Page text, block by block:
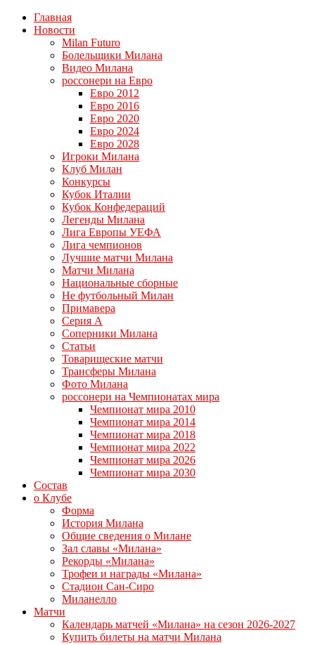
Главная
Новости
Milan Futuro
Болельщики Милана
Видео Милана
россонери на Евро
Евро 2012
Евро 2016
Евро 2020
Евро 2024
Евро 2028
Игроки Милана
Клуб Милан
Конкурсы
Кубок Италии
Кубок Конфедераций
Легенды Милана
Лига Европы УЕФА
Лига чемпионов
Лучшие матчи Милана
Матчи Милана
Национальные сборные
Не футбольный Милан
Примавера
Серия А
Соперники Милана
Статьи
Товарищеские матчи
Трансферы Милана
Фото Милана
россонери на Чемпионатах мира
Чемпионат мира 2010
Чемпионат мира 2014
Чемпионат мира 2018
Чемпионат мира 2022
Чемпионат мира 2026
Чемпионат мира 2030
Состав
о Клубе
Форма
История Милана
Общие сведения о Милане
Зал славы «Милана»
Рекорды «Милана»
Трофеи и награды «Милана»
Стадион Сан-Сиро
Миланелло
Матчи
Календарь матчей «Милана» на сезон 2026-2027
Купить билеты на матчи Милана